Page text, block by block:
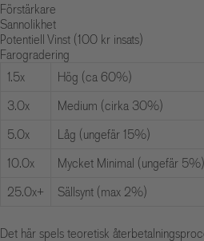
Förstärkare
Sannolikhet
Potentiell Vinst (100 kr insats)
Farogradering
1.5x
Hög (ca 60%)
3.0x
Medium (cirka 30%)
5.0x
Låg (ungefär 15%)
10.0x
Mycket Minimal (ungefär 5%)
25.0x+
Sällsynt (max 2%)
Det här spels teoretisk